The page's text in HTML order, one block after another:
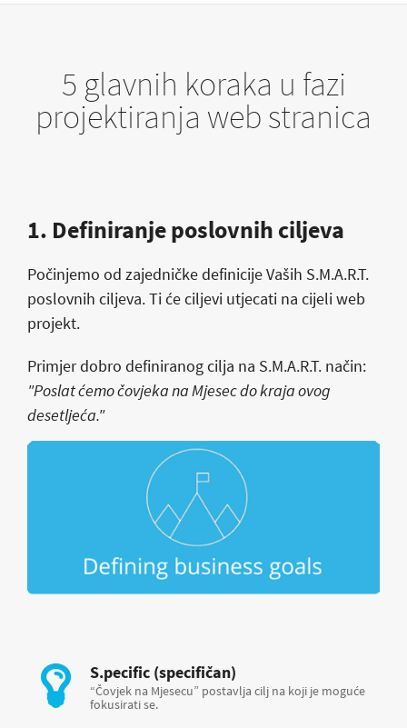
5 glavnih koraka u fazi
projektiranja web stranica
1. Definiranje poslovnih ciljeva
Počinjemo od zajedničke definicije Vaših S.M.A.R.T.
poslovnih ciljeva. Ti će ciljevi utjecati na cijeli web
projekt.
Primjer dobro definiranog cilja na S.M.A.R.T. način:
"Poslat ćemo čovjeka na Mjesec do kraja ovog
desetljeća."
S.pecific (specifičan)
“Čovjek na Mjesecu” postavlja cilj na koji je moguće
fokusirati se.